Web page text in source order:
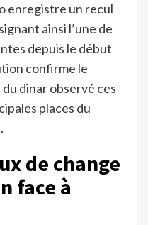
enregistre un recul
ainsi l’une de
depuis le début
confirme le
dinar observé ces
places du
de change
face à